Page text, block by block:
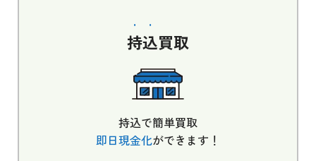
持込買取
持込で簡単買取
即日現金化ができます！